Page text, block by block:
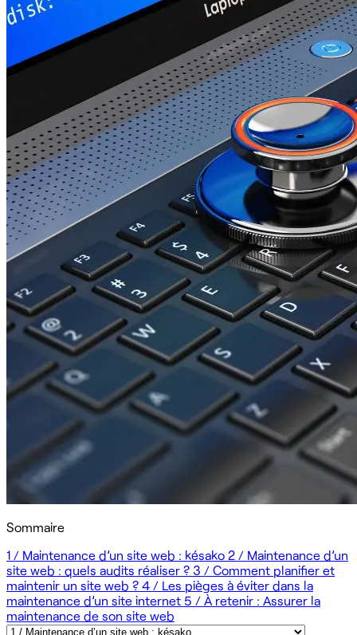
Sommaire
1 / Maintenance d’un site web : késako 2 / Maintenance d’un
site web : quels audits réaliser ? 3 / Comment planifier et
maintenir un site web ? 4 / Les pièges à éviter dans la
maintenance d’un site internet 5 / À retenir : Assurer la
maintenance de son site web